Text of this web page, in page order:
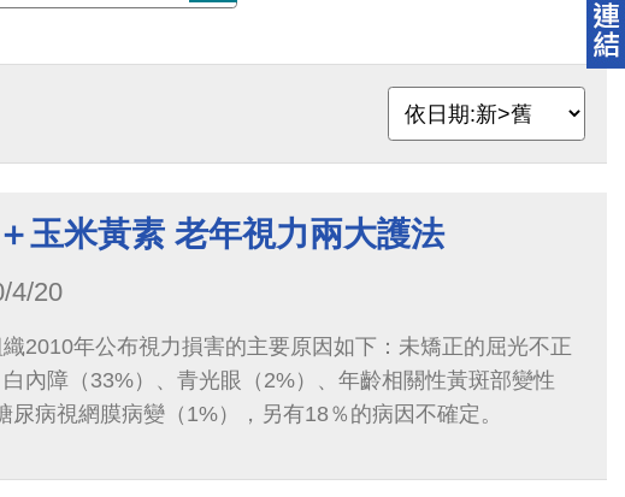
玉米黃素 老年視力兩大護法
4/20
2010年公布視力損害的主要原因如下：未矯正的屈光不正
白內障（33%）、青光眼（2%）、年齡相關性黃斑部變性
尿病視網膜病變（1%），另有18％的病因不確定。